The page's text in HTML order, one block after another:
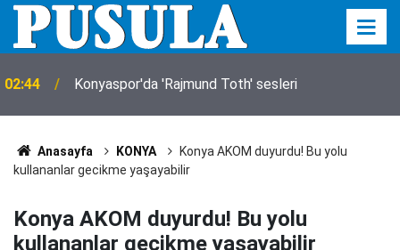
00:00 Araç kiralama hizmeti alınacak
Anasayfa KONYA
Konya AKOM duyurdu! Bu yolu
kullananlar gecikme yaşayabilir
Konya AKOM duyurdu! Bu yolu
kullananlar gecikme yaşayabilir